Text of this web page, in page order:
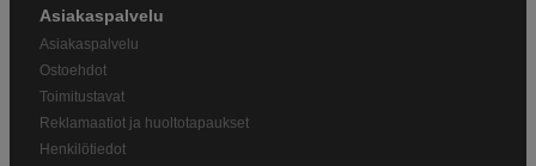
Asiakaspalvelu
Asiakaspalvelu
Ostoehdot
Toimitustavat
Reklamaatiot ja huoltotapaukset
Henkilötiedot